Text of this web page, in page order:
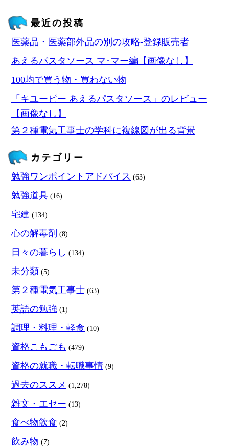
最近の投稿
医薬品・医薬部外品の別の攻略‐登録販売者
あえるパスタソース マ･マー編【画像なし】
100均で買う物・買わない物
「キユーピー あえるパスタソース」のレビュー
【画像なし】
第２種電気工事士の学科に複線図が出る背景
カテゴリー
勉強ワンポイントアドバイス (63)
勉強道具 (16)
宅建 (134)
心の解毒剤 (8)
日々の暮らし (134)
未分類 (5)
第２種電気工事士 (63)
英語の勉強 (1)
調理・料理・軽食 (10)
資格こもごも (479)
資格の就職・転職事情 (9)
過去のススメ (1,278)
雑文・エセー (13)
食べ物飲食 (2)
飲み物 (7)